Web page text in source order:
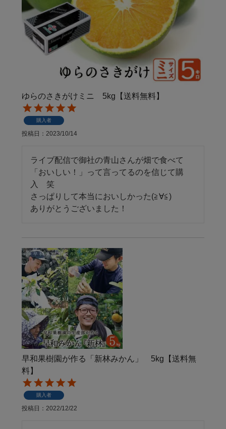
ゆらのさきがけミニ 5kg【送料無料】
購入者
投稿日 2023/10/14
ライブ配信で御社の青山さんが畑で食べて
「おいしい！」って言ってるのを信じて購
入　笑
さっぱりして本当においしかった(≧∀≦)
ありがとうございました！
早和果樹園が作る「新林みかん」 5kg【送料無
料】
購入者
投稿日 2022/12/22